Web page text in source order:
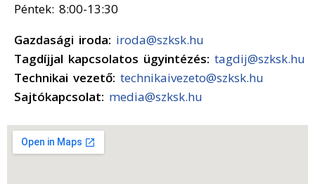
Péntek: 8:00-13:30
Gazdasági iroda: iroda@szksk.hu
Tagdíjjal kapcsolatos ügyintézés: tagdij@szksk.hu
Technikai vezető: technikaivezeto@szksk.hu
Sajtókapcsolat: media@szksk.hu